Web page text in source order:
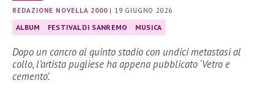
REDAZIONE NOVELLA 2000| 19 GIUGNO 2026
ALBUM FESTIVAL DI SANREMO MUSICA
Dopo un cancro al quinto stadio con undici metastasi al
collo, l’artista pugliese ha appena pubblicato ‘Vetro e
cemento’.